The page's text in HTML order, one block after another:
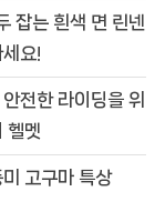
잡는 흰색 면 린넨
요!
전한 라이딩을 위
헬멧
고구마 특상